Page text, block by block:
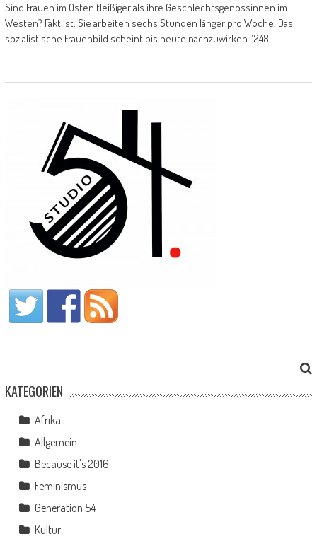
Sind Frauen im Osten fleißiger als ihre Geschlechtsgenossinnen im
Westen? Fakt ist: Sie arbeiten sechs Stunden länger pro Woche. Das
sozialistische Frauenbild scheint bis heute nachzuwirken. 1248
KATEGORIEN
Afrika
Allgemein
Because it's 2016
Feminismus
Generation 54
Kultur